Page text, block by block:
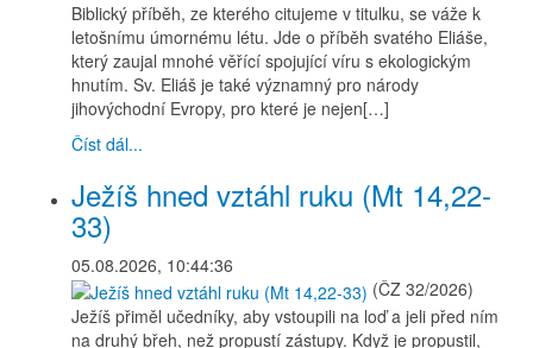
Biblický příběh, ze kterého citujeme v titulku, se váže k
letošnímu úmornému létu. Jde o příběh svatého Eliáše,
který zaujal mnohé věřící spojující víru s ekologickým
hnutím. Sv. Eliáš je také významný pro národy
jihovýchodní Evropy, pro které je nejen[…]
Číst dál...
Ježíš hned vztáhl ruku (Mt 14,22-
33)
05.08.2026, 10:44:36
(ČZ 32/2026)
Ježíš přiměl učedníky, aby vstoupili na loď a jeli před ním
na druhý břeh, než propustí zástupy. Když je propustil,